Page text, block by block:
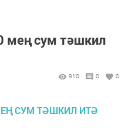
мең сум тәшкил
910 0 0